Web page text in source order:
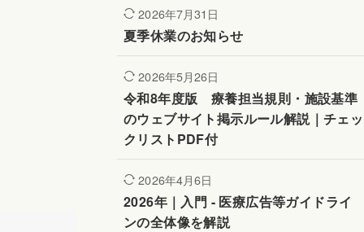
2026年7月31日
夏季休業のお知らせ
2026年5月26日
令和8年度版 療養担当規則・施設基準
のウェブサイト掲示ルール解説｜チェッ
クリストPDF付
2026年4月6日
2026年｜入門 - 医療広告等ガイドライ
ンの全体像を解説